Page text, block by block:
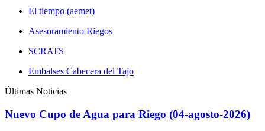
El tiempo (aemet)
Asesoramiento Riegos
SCRATS
Embalses Cabecera del Tajo
Últimas Noticias
Nuevo Cupo de Agua para Riego (04-agosto-2026)